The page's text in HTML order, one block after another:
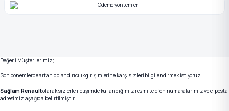
Değerli Müşterilerimiz;
Son dönemlerde artan dolandırıcılık girişimlerine karşı sizleri bilgilendirmek istiyoruz.
Sağlam Renaultolarak sizlerle iletişimde kullandığımız resmi telefon numaralarımız ve e-posta
adresimiz aşağıda belirtilmiştir.